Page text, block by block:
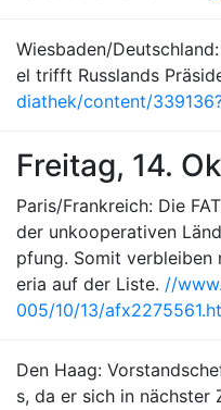
Wiesbaden/
el trifft Russlands
diathek/content/
Freitag, 14.
Paris/Frankreich: Die
der unkooperativen
pfung. Somit verbleiben
eria auf der Liste. //
005/10/13/
Den Haag:
s, da er sich in nächster